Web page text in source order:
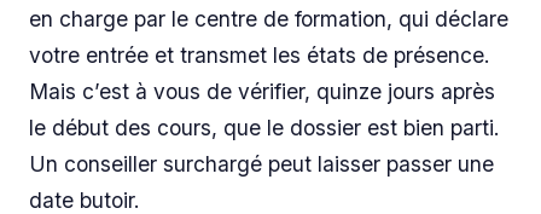
en charge par le centre de formation, qui déclare
votre entrée et transmet les états de présence.
Mais c’est à vous de vérifier, quinze jours après
le début des cours, que le dossier est bien parti.
Un conseiller surchargé peut laisser passer une
date butoir.